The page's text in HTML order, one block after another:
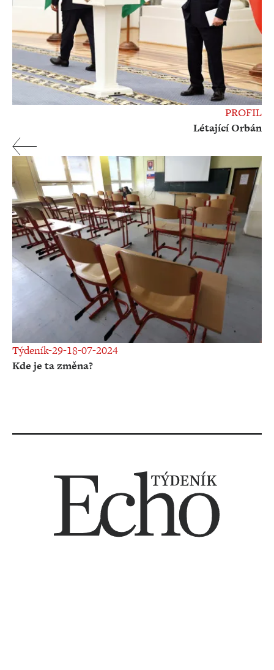
PROFIL
Létající Orbán
Týdeník-29-18-07-2024
Kde je ta změna?